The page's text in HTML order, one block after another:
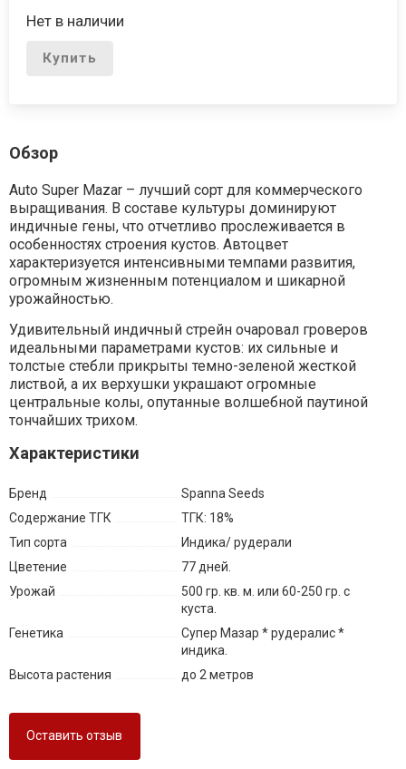
Нет в наличии
Купить
Обзор
Auto Super Mazar – лучший сорт для коммерческого
выращивания. В составе культуры доминируют
индичные гены, что отчетливо прослеживается в
особенностях строения кустов. Автоцвет
характеризуется интенсивными темпами развития,
огромным жизненным потенциалом и шикарной
урожайностью.
Удивительный индичный стрейн очаровал гроверов
идеальными параметрами кустов: их сильные и
толстые стебли прикрыты темно-зеленой жесткой
листвой, а их верхушки украшают огромные
центральные колы, опутанные волшебной паутиной
тончайших трихом.
Характеристики
Бренд
Spanna Seeds
Содержание ТГК
ТГК: 18%
Тип сорта
Индика/ рудерали
Цветение
77 дней.
Урожай
500 гр. кв. м. или 60-250 гр. с
куста.
Генетика
Супер Мазар * рудералис *
индика.
Высота растения
до 2 метров
Оставить отзыв